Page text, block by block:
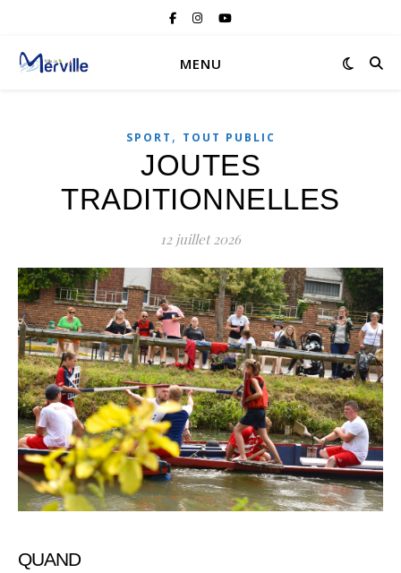
MENU
SPORT , TOUT PUBLIC
JOUTES
TRADITIONNELLES
12 juillet 2026
QUAND